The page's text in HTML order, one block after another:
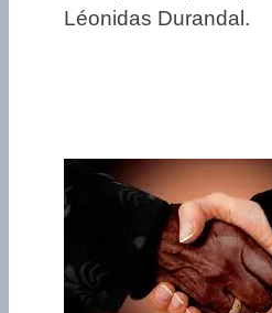
Léonidas Durandal.